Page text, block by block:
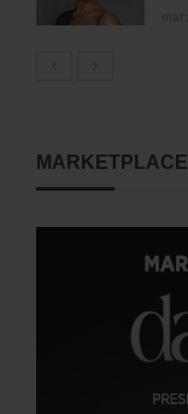
MARKETPLACE